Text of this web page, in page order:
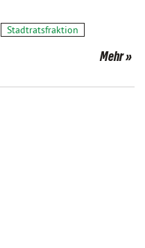
Stadtratsfraktion
Mehr